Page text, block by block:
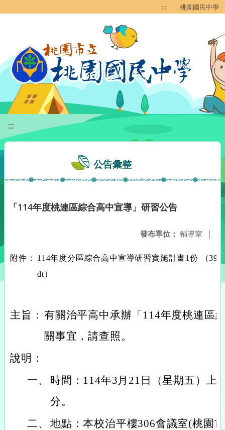
::: 桃園國民中學
:::
公告彙整
「114年度桃連區綜合高中宣導」研習公告
發布單位： 輔導室 |
附件：
114年度分區綜合高中宣導研習實施計畫1份 （
dt）
主旨： 有關治平高中承辦「114年度桃連區
關事宜，請查照。
說明：
一、
時間：114年3月21日（星期五）上
分。
二、 地點：本校治平樓306會議室(桃園